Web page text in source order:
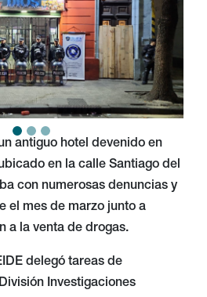
antiguo hotel devenido en
en la calle Santiago del
con numerosas denuncias y
el mes de marzo junto a
a la venta de drogas.
delegó tareas de
Investigaciones